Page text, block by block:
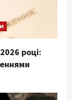
році: